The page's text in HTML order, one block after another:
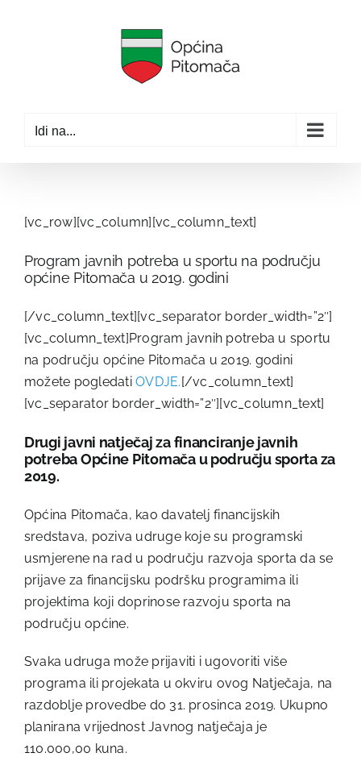
Idi na...
[vc_row][vc_column][vc_column_text]
Program javnih potreba u sportu na području
općine Pitomača u 2019. godini
[/vc_column_text][vc_separator border_width=”2″]
[vc_column_text]Program javnih potreba u sportu
na području općine Pitomača u 2019. godini
možete pogledatiOVDJE.[/vc_column_text]
[vc_separator border_width=”2″][vc_column_text]
Drugi javni natječaj za financiranje javnih
potreba Općine Pitomača u području sporta za
2019.
Općina Pitomača, kao davatelj financijskih
sredstava, poziva udruge koje su programski
usmjerene na rad u području razvoja sporta da se
prijave za financijsku podršku programima ili
projektima koji doprinose razvoju sporta na
području općine.
Svaka udruga može prijaviti i ugovoriti više
programa ili projekata u okviru ovog Natječaja, na
razdoblje provedbe do 31. prosinca 2019. Ukupno
planirana vrijednost Javnog natječaja je
110.000,00 kuna.